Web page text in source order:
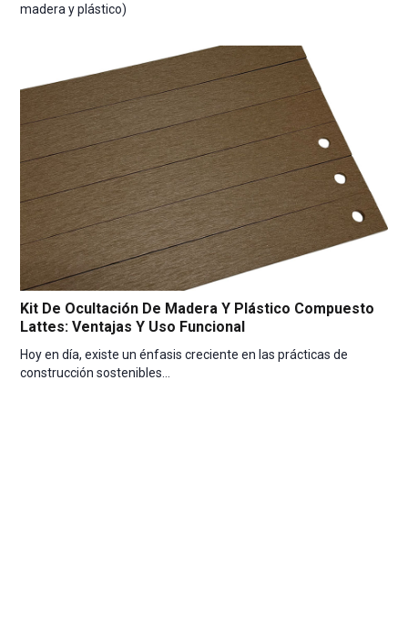
madera y plástico)
Kit De Ocultación De Madera Y Plástico Compuesto
Lattes: Ventajas Y Uso Funcional
Hoy en día, existe un énfasis creciente en las prácticas de
construcción sostenibles…